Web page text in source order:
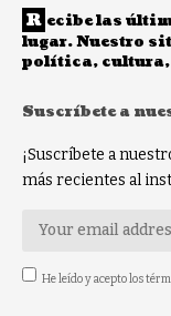
R ecibe las
lugar. Nuestro
política, cultura,
Suscríbete a
¡Suscríbete a
más recientes al
He leído y acepto los